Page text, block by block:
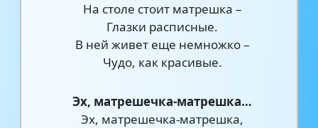
На столе стоит матрешка –
Глазки расписные.
В ней живет еще немножко –
Чудо, как красивые.
Эх, матрешечка-матрешка…
Эх, матрешечка-матрешка,